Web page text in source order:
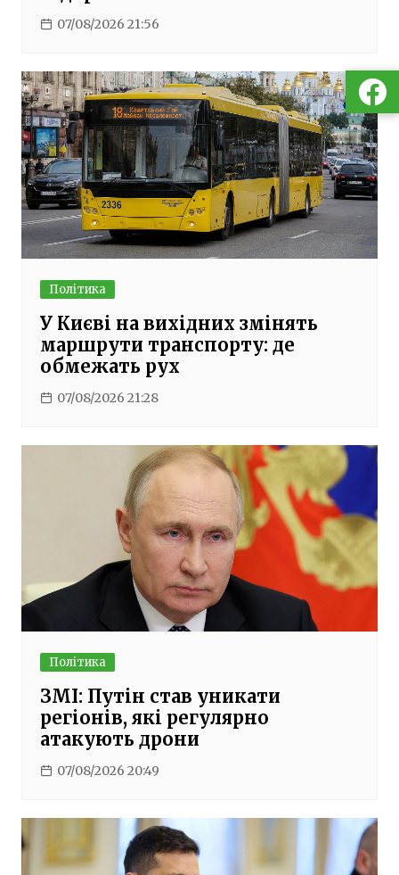
07/08/2026 21:56
Політика
У Києві на вихідних змінять
маршрути транспорту: де
обмежать рух
07/08/2026 21:28
Політика
ЗМІ: Путін став уникати
регіонів, які регулярно
атакують дрони
07/08/2026 20:49